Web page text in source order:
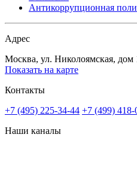
Антикоррупционная
Адрес
Москва, ул. Николоямская, дом
Показать на карте
Контакты
+7 (495) 225-34-44 +7 (499) 418-
Наши каналы